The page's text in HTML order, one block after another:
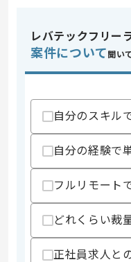
その他募集要項
レバテックフリー
案件について 聞い
自分のスキル
自分の経験で
フルリモート
どれくらい裁
正社員求人と